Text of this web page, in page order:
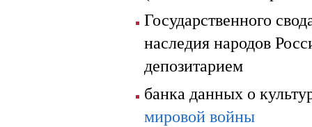
Государственного
наследия народов
депозитарием
банка данных о
мировой войны